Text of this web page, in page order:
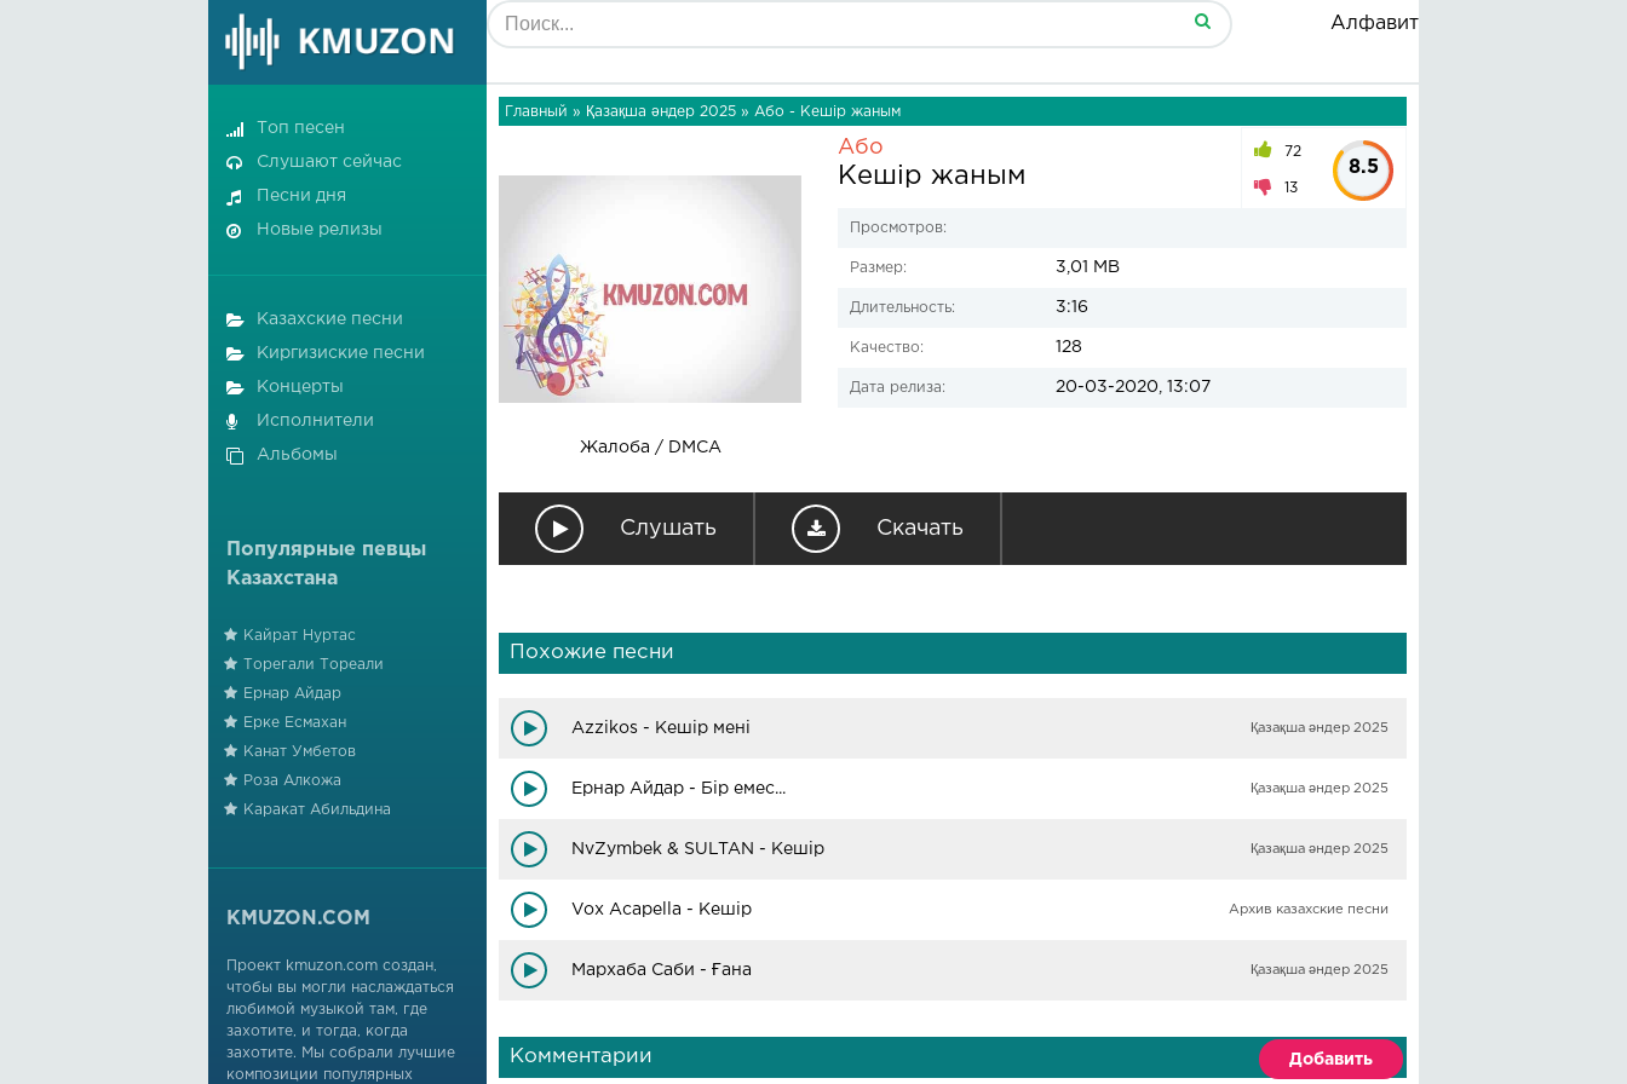
Алфавит
Главный » Қазақша әндер 2025 » Або - Кешір жаным
Жалоба / DMCA
Або
Кешір жаным
72
13
8.5
Просмотров:
Размер: 3,01 MB
Длительность: 3:16
Качество: 128
Дата релиза: 20-03-2020, 13:07
Слушать Скачать
Похожие песни
Azzikos - Кешір мені Қазақша әндер 2025
Ернар Айдар - Бір емес... Қазақша әндер 2025
NvZymbek & SULTAN - Кешір Қазақша әндер 2025
Vox Acapella - Кешір Архив казахские песни
Мархаба Саби - Ғана Қазақша әндер 2025
Комментарии Добавить
Топ песен
Слушают сейчас
Песни дня
Новые релизы
Казахские песни
Киргизиские песни
Концерты
Исполнители
Альбомы
Популярные певцы
Казахстана
Кайрат Нуртас
Торегали Тореали
Ернар Айдар
Ерке Есмахан
Канат Умбетов
Роза Алкожа
Каракат Абильдина
KMUZON.COM
Проект kmuzon.com создан,
чтобы вы могли наслаждаться
любимой музыкой там, где
захотите, и тогда, когда
захотите. Мы собрали лучшие
композиции популярных